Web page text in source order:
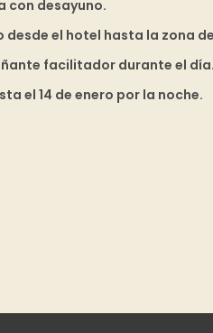
con desayuno.
desde el hotel hasta la zona
facilitador durante el día.
el 14 de enero por la noche.